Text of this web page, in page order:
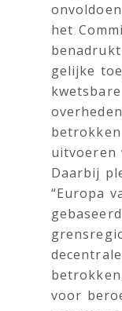
het
gelijke
uitvoeren
Daarbij
“Europa
voor